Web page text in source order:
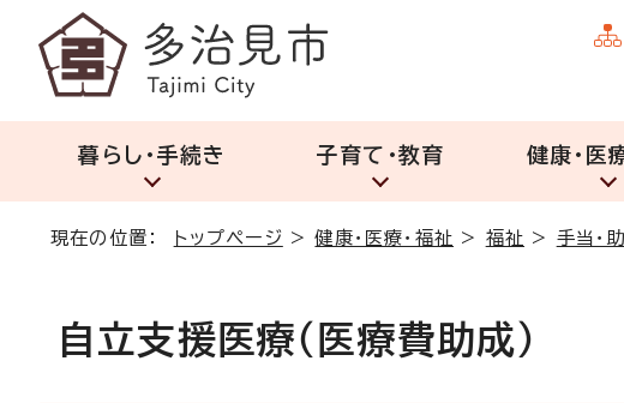
暮らし・手続き 子育て・教育 健康・医
現在の位置： トップページ >健康・医療・福祉 > 福祉 > 手当・
自立支援医療（医療費助成）